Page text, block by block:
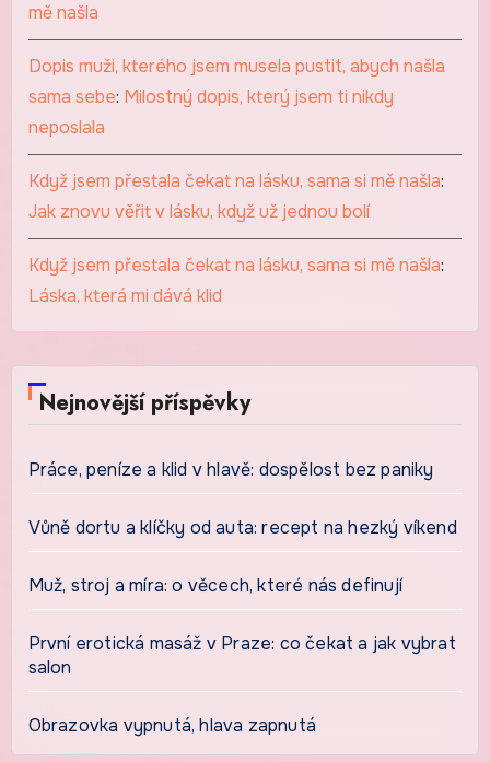
mě našla
Dopis muži, kterého jsem musela pustit, abych našla
sama sebe: Milostný dopis, který jsem ti nikdy
neposlala
Když jsem přestala čekat na lásku, sama si mě našla:
Jak znovu věřit v lásku, když už jednou bolí
Když jsem přestala čekat na lásku, sama si mě našla:
Láska, která mi dává klid
Nejnovější příspěvky
Práce, peníze a klid v hlavě: dospělost bez paniky
Vůně dortu a klíčky od auta: recept na hezký víkend
Muž, stroj a míra: o věcech, které nás definují
První erotická masáž v Praze: co čekat a jak vybrat
salon
Obrazovka vypnutá, hlava zapnutá